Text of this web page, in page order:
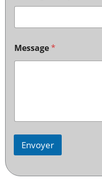
Message*
Envoyer